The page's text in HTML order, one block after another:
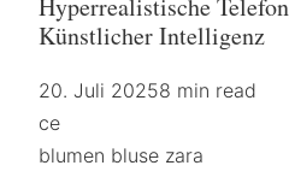
Hyperrealistische
Künstlicher Intelligenz
20. Juli 20258 min read
ce
blumen bluse zara